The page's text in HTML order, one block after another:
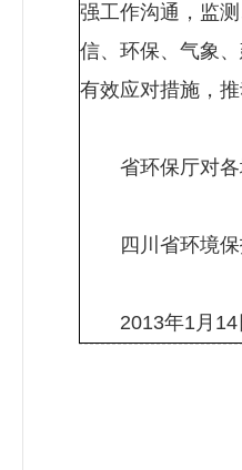
强工作沟通，监
信、环保、气象
有效应对措施，
省环保厅对各
四川省环境保
2013年1月14